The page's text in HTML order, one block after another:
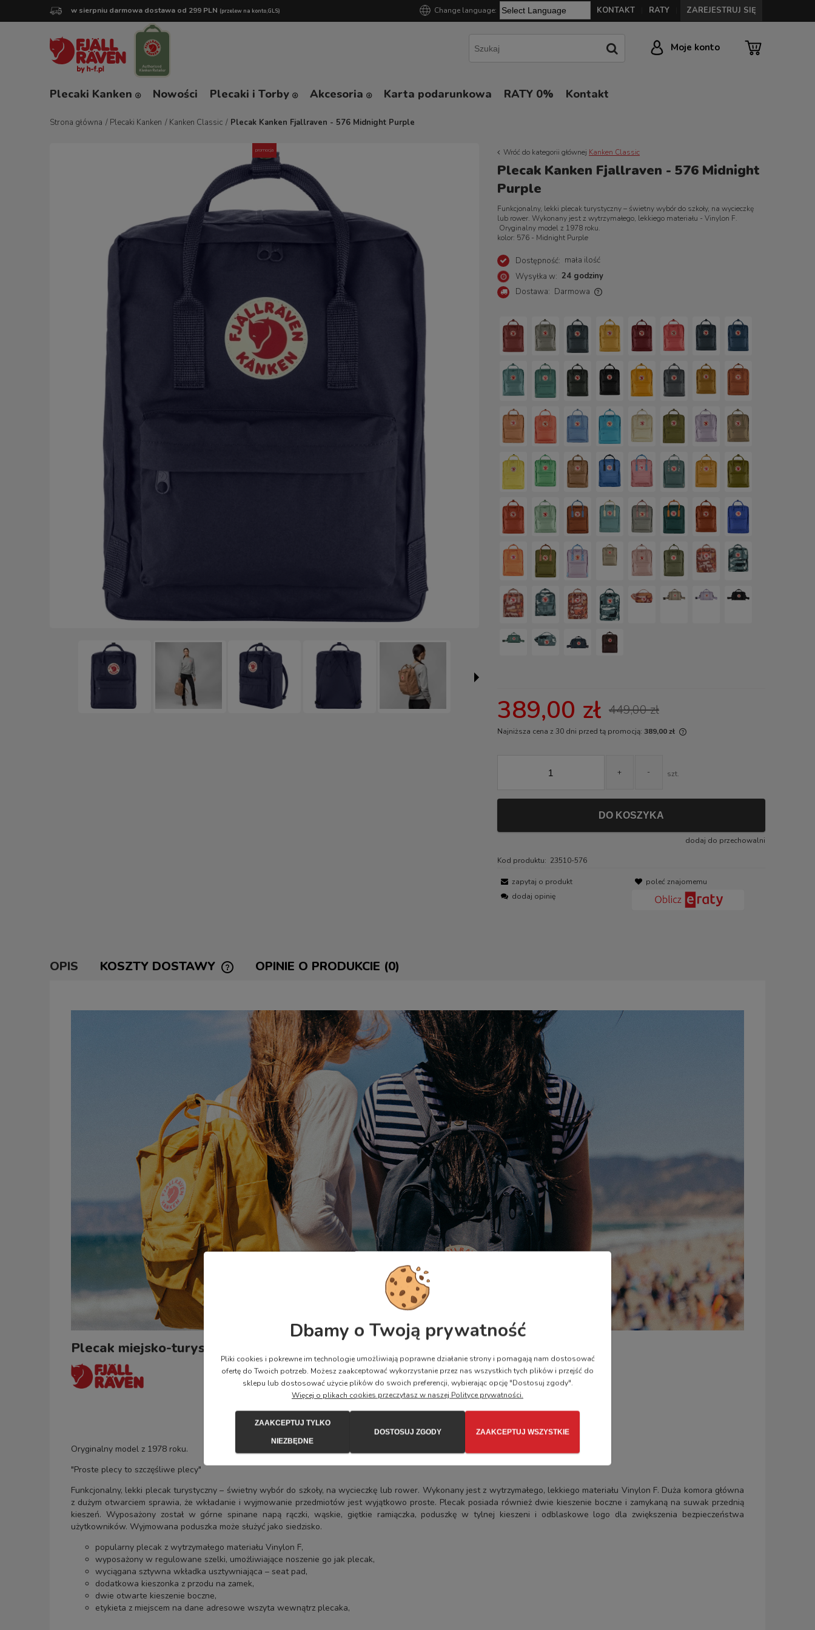
w sierpniu darmowa dostawa od 299 PLN (przelew na konto,GLS) KONTAKT RATY ZAREJESTRUJ SIĘ
Change language:
Powered by
Moje konto
Plecaki Kanken Nowości Plecaki i Torby Akcesoria Karta podarunkowa RATY 0% Kontakt
Strona główna / Plecaki Kanken / Kanken Classic / Plecak Kanken Fjallraven - 576 Midnight Purple
promocja Wróć do kategorii głównej Kanken Classic
Plecak Kanken Fjallraven - 576 Midnight
Purple
Funkcjonalny, lekki plecak turystyczny – świetny wybór do szkoły, na wycieczkę
lub rower. Wykonany jest z wytrzymałego, lekkiego materiału - Vinylon F.
Oryginalny model z 1978 roku.
kolor: 576 - Midnight Purple
Dostępność: mała ilość
Wysyłka w: 24 godziny
Dostawa: Darmowa
Cena nie zawiera ewentualnych kosztów
389,00 zł 449,00 zł
Najniższa cena z 30 dni przed tą promocją: 389,00 zł
30 dni, wyświetlana jest najniższa cena od
+ - szt.
DO KOSZYKA
dodaj do przechowalni
Kod produktu: 23510-576
zapytaj o produkt
poleć znajomemu
dodaj opinię
OPIS KOSZTY DOSTAWY
KOSZTÓW PŁATNOŚCI
OPINIE O PRODUKCIE (0)
Plecak miejsko-turystyczny Kanken, kolor: 576 Midnight Purple
Oryginalny model z 1978 roku.
"Proste plecy to szczęśliwe plecy"
Funkcjonalny, lekki plecak turystyczny – świetny wybór do szkoły, na wycieczkę lub rower. Wykonany jest z wytrzymałego, lekkiego materiału Vinylon F. Duża komora główna
z dużym otwarciem sprawia, że wkładanie i wyjmowanie przedmiotów jest wyjątkowo proste. Plecak posiada również dwie kieszenie boczne i zamykaną na suwak przednią
kieszeń. Wyposażony został w górne spinane napą rączki, wąskie, giętkie ramiączka, poduszkę w tylnej kieszeni i odblaskowe logo dla zwiększenia bezpieczeństwa
użytkowników. Wyjmowana poduszka może służyć jako siedzisko.
popularny plecak z wytrzymałego materiału Vinylon F,
wyposażony w regulowane szelki, umożliwiające noszenie go jak plecak,
wyciągana sztywna wkładka usztywniająca – seat pad,
dodatkowa kieszonka z przodu na zamek,
dwie otwarte kieszenie boczne,
etykieta z miejscem na dane adresowe wszyta wewnątrz plecaka,
Dbamy o Twoją prywatność
Pliki cookies i pokrewne im technologie umożliwiają poprawne działanie strony i pomagają nam dostosować
ofertę do Twoich potrzeb. Możesz zaakceptować wykorzystanie przez nas wszystkich tych plików i przejść do
sklepu lub dostosować użycie plików do swoich preferencji, wybierając opcję "Dostosuj zgody".
Więcej o plikach cookies przeczytasz w naszej Polityce prywatności.
ZAAKCEPTUJ TYLKO
NIEZBĘDNE
DOSTOSUJ ZGODY ZAAKCEPTUJ WSZYSTKIE